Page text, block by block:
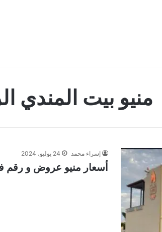
منيو بيت المندي
إسراء محمد 24 يوليو، 2024
أسعار منيو عروض و رقم